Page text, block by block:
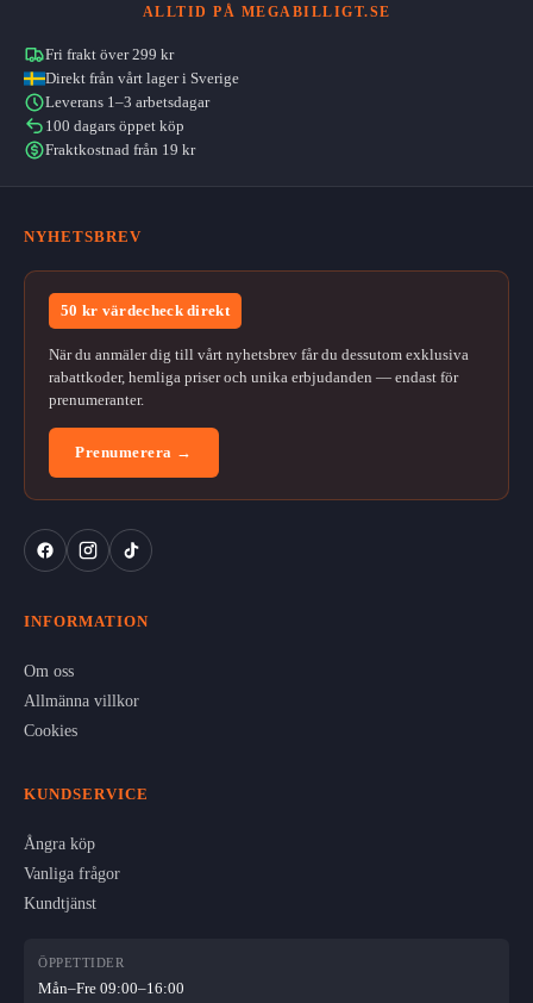
ALLTID PÅ MEGABILLIGT.SE
Fri frakt över 299 kr
Direkt från vårt lager i Sverige
Leverans 1–3 arbetsdagar
100 dagars öppet köp
Fraktkostnad från 19 kr
NYHETSBREV
50 kr värdecheck direkt
När du anmäler dig till vårt nyhetsbrev får du dessutom exklusiva
rabattkoder, hemliga priser och unika erbjudanden — endast för
prenumeranter.
Prenumerera →
INFORMATION
Om oss
Allmänna villkor
Cookies
KUNDSERVICE
Ångra köp
Vanliga frågor
Kundtjänst
ÖPPETTIDER
Mån–Fre 09:00–16:00